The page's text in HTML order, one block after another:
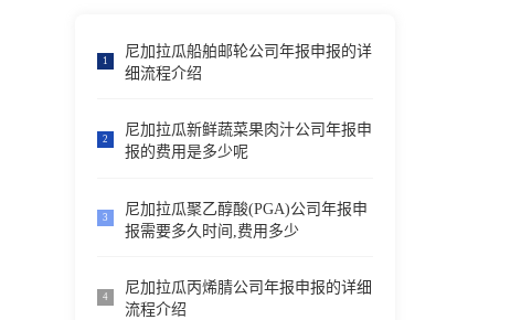
1
尼加拉瓜船舶邮轮公司年报申报的详
细流程介绍
2
尼加拉瓜新鲜蔬菜果肉汁公司年报申
报的费用是多少呢
3
尼加拉瓜聚乙醇酸(PGA)公司年报申
报需要多久时间,费用多少
4
尼加拉瓜丙烯腈公司年报申报的详细
流程介绍